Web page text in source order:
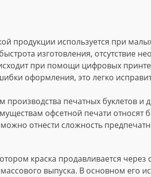
продукции используется при
изготовления, отсутствие
при помощи цифровых
оформления, это легко
печатных буклетов и
офсетной печати относят
отнести сложность
краска продавливается через
выпуска. В основном его